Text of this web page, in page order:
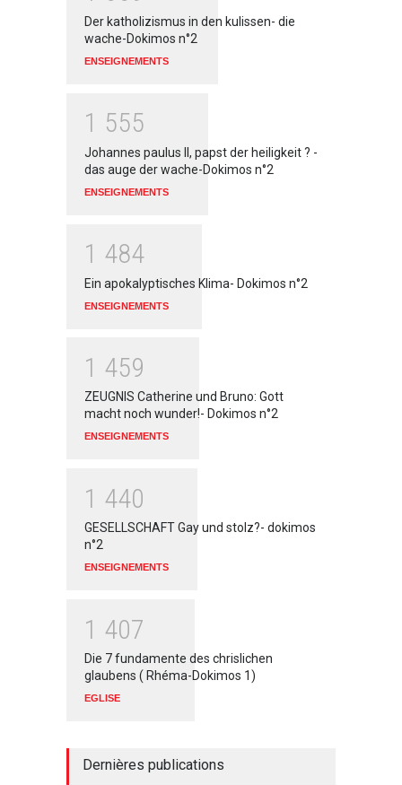
Der katholizismus in den kulissen- die
wache-Dokimos n°2
ENSEIGNEMENTS
1 555
Johannes paulus II, papst der heiligkeit ? -
das auge der wache-Dokimos n°2
ENSEIGNEMENTS
1 484
Ein apokalyptisches Klima- Dokimos n°2
ENSEIGNEMENTS
1 459
ZEUGNIS Catherine und Bruno: Gott
macht noch wunder!- Dokimos n°2
ENSEIGNEMENTS
1 440
GESELLSCHAFT Gay und stolz?- dokimos
n°2
ENSEIGNEMENTS
1 407
Die 7 fundamente des chrislichen
glaubens ( Rhéma-Dokimos 1)
EGLISE
Dernières publications